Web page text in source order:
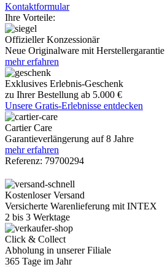
Kontaktformular
Ihre Vorteile:
Offizieller Konzessionär
Neue Originalware mit Herstellergarantie
mehr erfahren
Exklusives Erlebnis-Geschenk
zu Ihrer Bestellung ab 5.000 €
Unsere Gratis-Erlebnisse entdecken
Cartier Care
Garantieverlängerung auf 8 Jahre
mehr erfahren
Referenz: 79700294
Kostenloser Versand
Versicherte Warenlieferung mit INTEX
2 bis 3 Werktage
Click & Collect
Abholung in unserer Filiale
365 Tage im Jahr